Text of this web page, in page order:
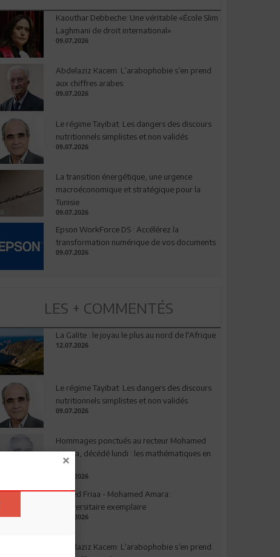
Kaouthar Debbeche: Une véritable «École Slim
Laghmani de droit international»
09.07.2026
Abdelaziz Kacem: L’arabophobie s’en prend
aux chiffres arabes
09.07.2026
Le régime Tayibat: Les dangers des discours
nutritionnels simplistes et non validés
09.07.2026
La transition énergétique, une urgence
macroéconomique et stratégique pour la
Tunisie
09.07.2026
Epson WorkForce DS : Accélérez la
transformation numérique de vos documents
09.07.2026
LES + COMMENTÉS
La Galite : le joyau le plus au nord de l'Afrique
12.07.2026
Le régime Tayibat: Les dangers des discours
nutritionnels simplistes et non validés
09.07.2026
Hommages ponctués au recteur Mohamed
Amara, décédé lundi : les mathématiques en
deuil
03.08.2026
Ahmed Friaa - Mohamed Amara:
l’Universitaire exemplaire
04.08.2026
Abdelaziz Kacem: L’arabophobie s’en prend